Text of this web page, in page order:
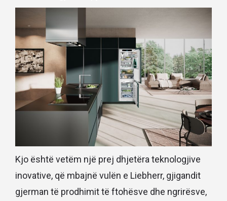
Kjo është vetëm një prej dhjetëra teknologjive
inovative, që mbajnë vulën e Liebherr, gjigandit
gjerman të prodhimit të ftohësve dhe ngrirësve,